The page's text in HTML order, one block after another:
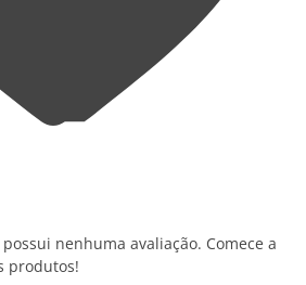
nenhuma avaliação. Comece a
produtos!